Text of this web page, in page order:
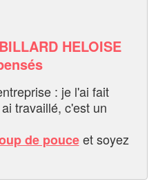
HELOISE
: je l'ai fait
travaillé, c'est un
de pouceet soyez